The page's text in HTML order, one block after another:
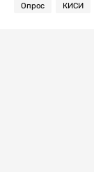
Опрос КИСИ